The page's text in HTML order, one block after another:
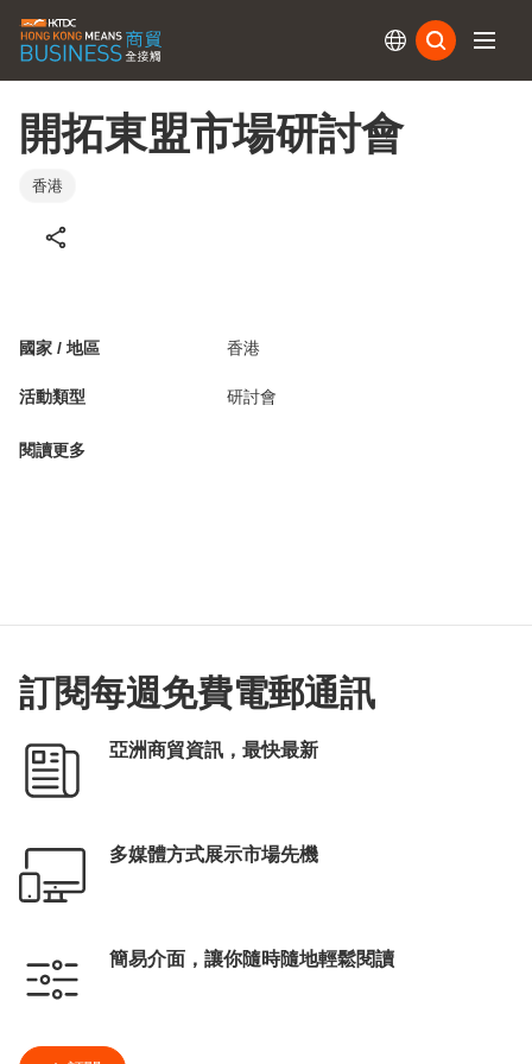
開拓東盟市場研討會
香港
國家 / 地區 香港
活動類型 研討會
閱讀更多
訂閱每週免費電郵通訊
亞洲商貿資訊，最快最新
多媒體方式展示市場先機
簡易介面，讓你隨時隨地輕鬆閱讀